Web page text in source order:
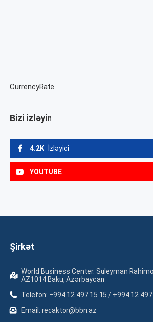
CurrencyRate
Bizi izləyin
4.2K İzləyici
YOUTUBE
Şirkət
World Business Center. Suleyman
AZ1014 Baku, Azərbaycan
Telefon: +994 12 497 15 15 / +994 12 497
Email: redaktor@bbn.az